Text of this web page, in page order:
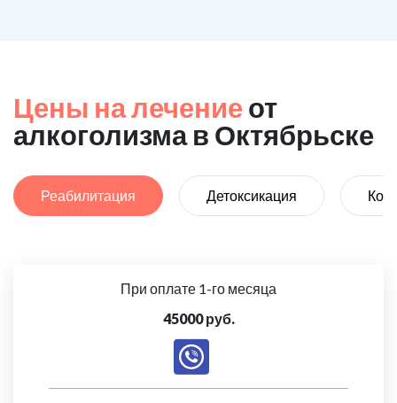
Цены на лечение от
алкоголизма в Октябрьске
Реабилитация Детоксикация
При оплате 1-го месяца
45000 руб.